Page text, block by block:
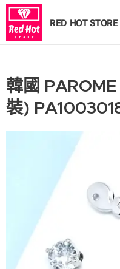
RED HOT STORE
韓國
裝)